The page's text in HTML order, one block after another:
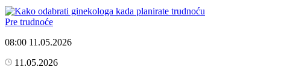
Pre trudnoće
08:00 11.05.2026
11.05.2026